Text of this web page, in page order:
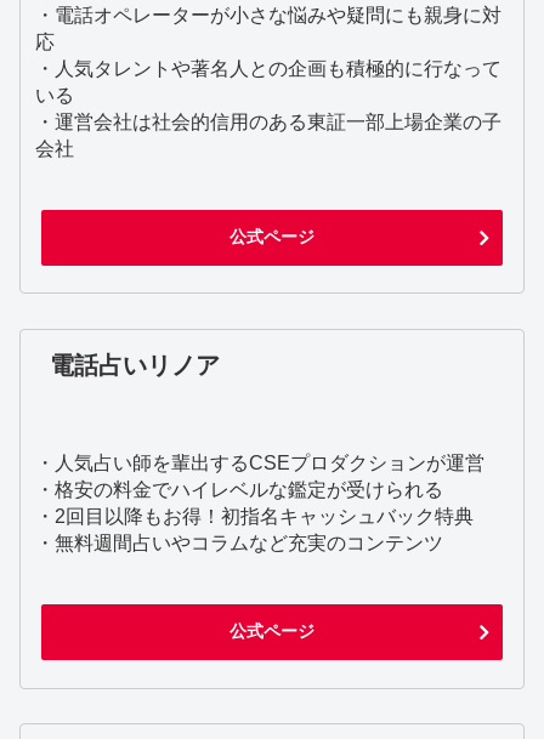
・電話オペレーターが小さな悩みや疑問にも親身に対
応
・人気タレントや著名人との企画も積極的に行なって
いる
・運営会社は社会的信用のある東証一部上場企業の子
会社
公式ページ
電話占いリノア
・人気占い師を輩出するCSEプロダクションが運営
・格安の料金でハイレベルな鑑定が受けられる
・2回目以降もお得！初指名キャッシュバック特典
・無料週間占いやコラムなど充実のコンテンツ
公式ページ